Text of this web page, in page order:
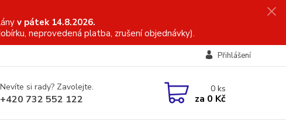
v pátek 14.8.2026.
neprovedená platba, zrušení objednávky).
Přihlášení
Nevíte si rady? Zavolejte.
+420 732 552 122
0ks
za 0 Kč